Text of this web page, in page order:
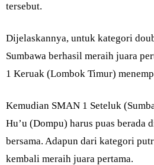
tersebut.
Dijelaskannya, untuk kategori
Sumbawa berhasil meraih juara
1 Keruak (Lombok Timur)
Kemudian SMAN 1 Seteluk
Hu’u (Dompu) harus puas berada
bersama. Adapun dari kategori
kembali meraih juara pertama.